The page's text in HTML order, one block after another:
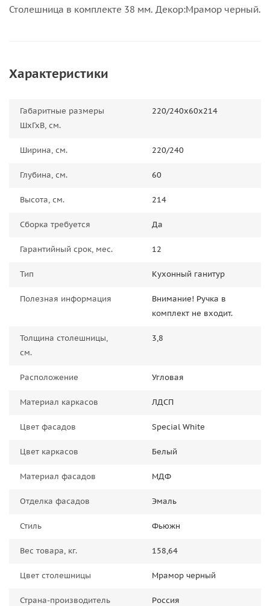
Столешница в комплекте 38 мм. Декор:Мрамор черный.
Характеристики
Габаритные размеры
ШхГхВ, см.
220/240х60х214
Ширина, см. 220/240
Глубина, см. 60
Высота, см. 214
Сборка требуется Да
Гарантийный срок, мес. 12
Тип Кухонный ганитур
Полезная информация
Внимание! Ручка в
комплект не входит.
Толщина столешницы,
см.
3,8
Расположение Угловая
Материал каркасов ЛДСП
Цвет фасадов Special White
Цвет каркасов Белый
Материал фасадов МДФ
Отделка фасадов Эмаль
Стиль Фьюжн
Вес товара, кг. 158,64
Цвет столешницы Мрамор черный
Страна-производитель Россия